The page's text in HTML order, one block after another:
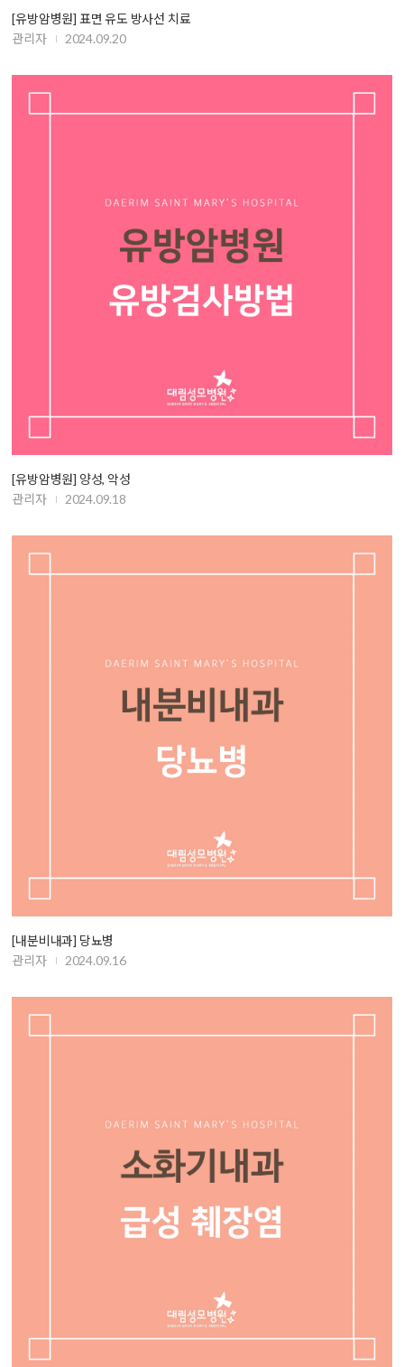
[유방암병원] 표면 유도 방사선 치료
관리자
2024.09.20
[유방암병원] 양성, 악성
관리자
2024.09.18
[내분비내과] 당뇨병
관리자
2024.09.16